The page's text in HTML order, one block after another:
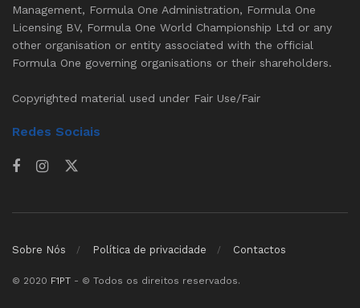
Management, Formula One Administration, Formula One
Licensing BV, Formula One World Championship Ltd or any
other organisation or entity associated with the official
Formula One governing organisations or their shareholders.
Copyrighted material used under Fair Use/Fair
Redes Sociais
Sobre Nós Política de privacidade Contactos
© 2020 F1PT - © Todos os direitos reservados.